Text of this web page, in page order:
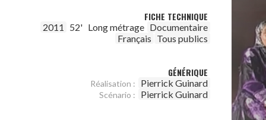
FICHE TECHNIQUE
2011 52' Long métrage Documentaire
Français Tous publics
GÉNÉRIQUE
Réalisation : Pierrick Guinard
Scénario : Pierrick Guinard